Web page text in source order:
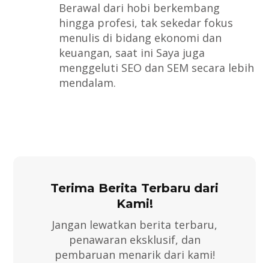
Berawal dari hobi berkembang
hingga profesi, tak sekedar fokus
menulis di bidang ekonomi dan
keuangan, saat ini Saya juga
menggeluti SEO dan SEM secara lebih
mendalam.
Terima Berita Terbaru dari
Kami!
Jangan lewatkan berita terbaru,
penawaran eksklusif, dan
pembaruan menarik dari kami!